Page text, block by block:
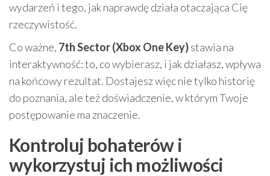
wydarzeń i tego, jak naprawdę działa otaczająca Cię
rzeczywistość.
Co ważne, 7th Sector (Xbox One Key)stawia na
interaktywność: to, co wybierasz, i jak działasz, wpływa
na końcowy rezultat. Dostajesz więc nie tylko historię
do poznania, ale też doświadczenie, w którym Twoje
postępowanie ma znaczenie.
Kontroluj bohaterów i
wykorzystuj ich możliwości